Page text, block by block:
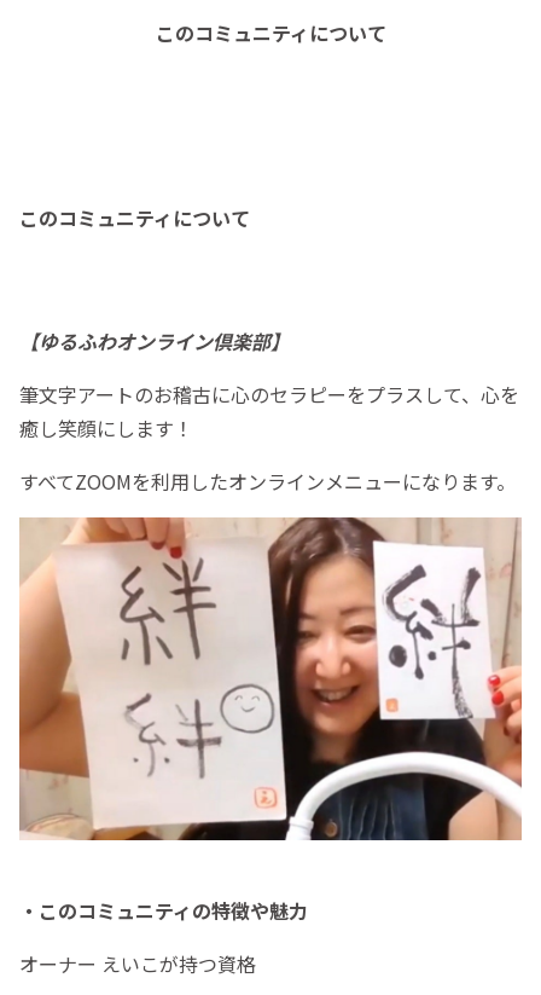
このコミュニティについて
このコミュニティについて
【ゆるふわオンライン倶楽部】
筆文字アートのお稽古に心のセラピーをプラスして、心を
癒し笑顔にします！
すべてZOOMを利用したオンラインメニューになります。
・このコミュニティの特徴や魅力
オーナー えいこが持つ資格